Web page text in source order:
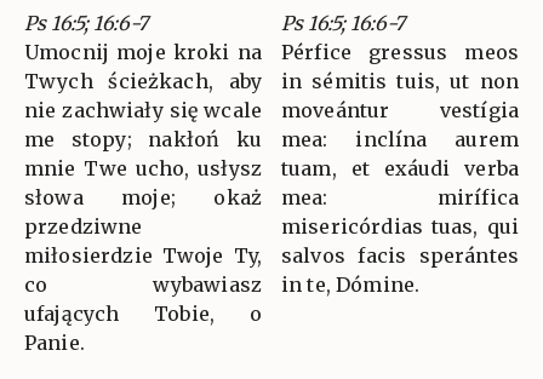
Ps 16:5; 16:6-7
Umocnij moje kroki na
Twych ścieżkach, aby
nie zachwiały się wcale
me stopy; nakłoń ku
mnie Twe ucho, usłysz
słowa moje; okaż
przedziwne
miłosierdzie Twoje Ty,
co wybawiasz
ufających Tobie, o
Panie.
Ps 16:5; 16:6-7
Pérfice gressus meos
in sémitis tuis, ut non
moveántur vestígia
mea: inclína aurem
tuam, et exáudi verba
mea: mirífica
misericórdias tuas, qui
salvos facis sperántes
in te, Dómine.